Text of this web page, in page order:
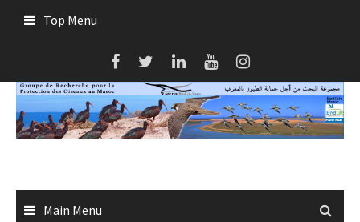
Top Menu
Main Menu